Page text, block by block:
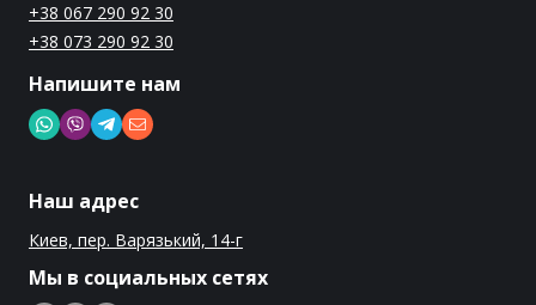
+38 067 290 92 30
+38 073 290 92 30
Напишите нам
Наш адрес
Киев, пер. Варязький, 14-г
Мы в социальных сетях